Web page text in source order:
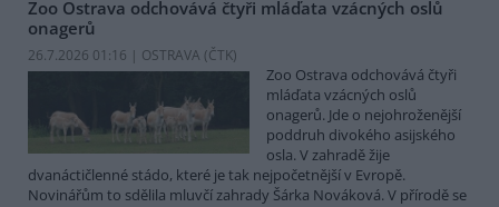
Zoo Ostrava odchovává čtyři mláďata vzácných oslů
onagerů
26.7.2026 01:16 | OSTRAVA (ČTK)
Zoo Ostrava odchovává čtyři
mláďata vzácných oslů
onagerů. Jde o nejohroženější
poddruh divokého asijského
osla. V zahradě žije
dvanáctičlenné stádo, které je tak nejpočetnější v Evropě.
Novinářům to sdělila mluvčí zahrady Šárka Nováková. V přírodě se